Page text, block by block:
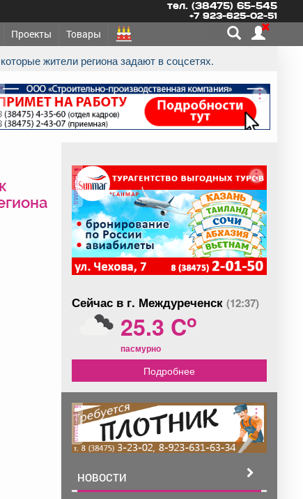
тел. (38475) 65-545
+7 923-625-02-51
Проекты Товары
жители региона задают в соцсетях.
реклама
Сейчас в г. Междуреченск (12:37)
25.3 Co
пасмурно
Подробнее
реклама
НОВОСТИ